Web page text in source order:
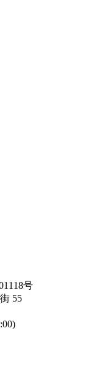
号
55